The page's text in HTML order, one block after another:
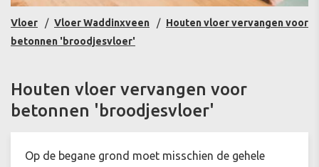
Vloer Vloer Waddinxveen
Houten vloer vervangen voor
betonnen 'broodjesvloer'
Houten vloer vervangen voor
betonnen 'broodjesvloer'
Op de begane grond moet misschien de gehele